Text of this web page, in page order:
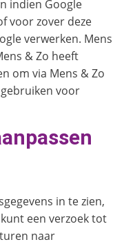
indien Google
voor zover deze
verwerken. Mens
& Zo heeft
om via Mens & Zo
voor
in te zien,
een verzoek tot
naar